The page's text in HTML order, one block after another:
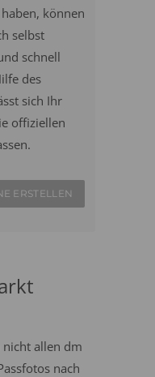
können
selbst
schnell
des
sich Ihr
offiziellen
ERSTELLEN
allen dm
nach